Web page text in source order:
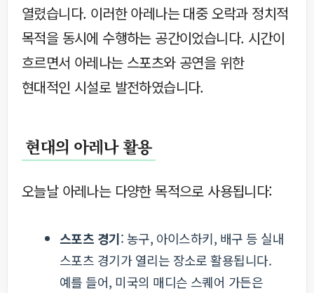
열렸습니다. 이러한 아레나는 대중 오락과 정치적
목적을 동시에 수행하는 공간이었습니다. 시간이
흐르면서 아레나는 스포츠와 공연을 위한
현대적인 시설로 발전하였습니다.
현대의 아레나 활용
오늘날 아레나는 다양한 목적으로 사용됩니다:
스포츠 경기: 농구, 아이스하키, 배구 등 실내
스포츠 경기가 열리는 장소로 활용됩니다.
예를 들어, 미국의 매디슨 스퀘어 가든은